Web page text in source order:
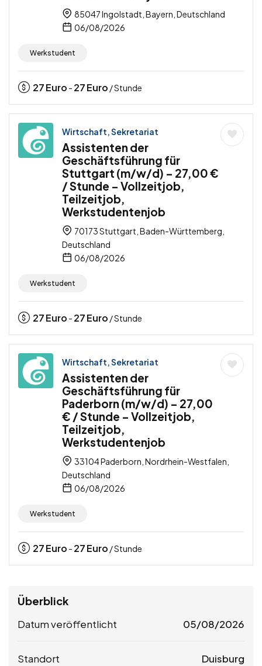
85047 Ingolstadt, Bayern, Deutschland
06/08/2026
Werkstudent
27Euro - 27Euro / Stunde
Wirtschaft, Sekretariat
Assistenten der
Geschäftsführung für
Stuttgart (m/w/d) – 27,00 €
/ Stunde – Vollzeitjob,
Teilzeitjob,
Werkstudentenjob
70173 Stuttgart, Baden-Württemberg,
Deutschland
06/08/2026
Werkstudent
27Euro - 27Euro / Stunde
Wirtschaft, Sekretariat
Assistenten der
Geschäftsführung für
Paderborn (m/w/d) – 27,00
€ / Stunde – Vollzeitjob,
Teilzeitjob,
Werkstudentenjob
33104 Paderborn, Nordrhein-Westfalen,
Deutschland
06/08/2026
Werkstudent
27Euro - 27Euro / Stunde
Überblick
Datum veröffentlicht 05/08/2026
Standort Duisburg